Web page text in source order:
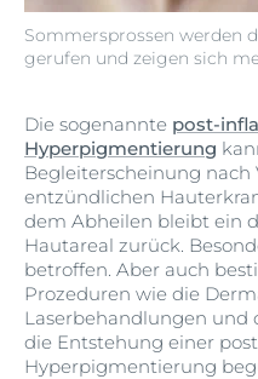
Sommersprossen werden
gerufen und zeigen sich
Die sogenannte post-
Hyperpigmentierung
Begleiterscheinung
entzündlichen
dem Abheilen bleibt ein
Hautareal zurück.
betroffen. Aber auch
Prozeduren wie die
Laserbehandlungen und
die Entstehung einer
Hyperpigmentierung